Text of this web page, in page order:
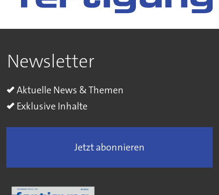
Newsletter
Aktuelle News & Themen
Exklusive Inhalte
Jetzt abonnieren